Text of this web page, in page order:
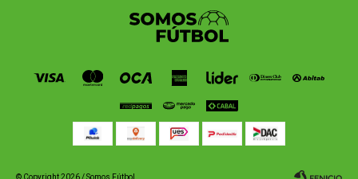
© Copyright 2026 / Somos Fútbol